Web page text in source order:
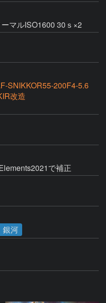
マルISO1600 30ｓ×2
SNIKKOR55-200F4-5.6
改造
で補正
銀河